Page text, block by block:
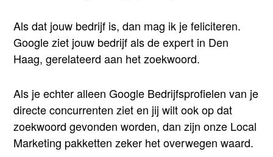
Als dat jouw bedrijf is, dan mag ik je feliciteren.
Google ziet jouw bedrijf als de expert in Den
Haag, gerelateerd aan het zoekwoord.
Als je echter alleen Google Bedrijfsprofielen van je
directe concurrenten ziet en jij wilt ook op dat
zoekwoord gevonden worden, dan zijn onze Local
Marketing pakketten zeker het overwegen waard.